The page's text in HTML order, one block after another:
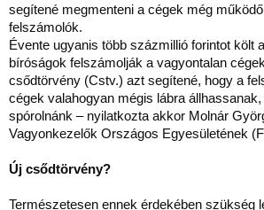
segítené megmenteni a cégek még
felszámolók.
Évente ugyanis több százmillió forintot költ
bíróságok felszámolják a vagyontalan
csődtörvény (Cstv.) azt segítené, hogy a
cégek valahogyan mégis lábra
spórolnánk – nyilatkozta akkor Molnár
Vagyonkezelők Országos Egyesületének
Új csődtörvény?
Természetesen ennek érdekében szükség